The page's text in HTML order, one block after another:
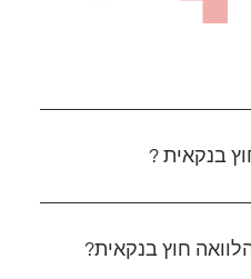
בנקאית ?
חוץ בנקאית?